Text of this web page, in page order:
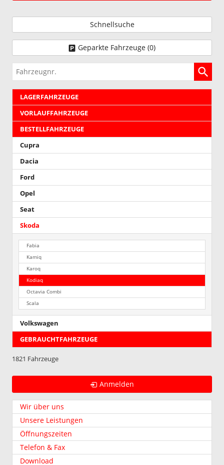
Schnellsuche
Geparkte Fahrzeuge (0)
Fahrzeugnr.
LAGERFAHRZEUGE
VORLAUFFAHRZEUGE
BESTELLFAHRZEUGE
Cupra
Dacia
Ford
Opel
Seat
Skoda
Fabia
Kamiq
Karoq
Kodiaq
Octavia Combi
Scala
Volkswagen
GEBRAUCHTFAHRZEUGE
1821 Fahrzeuge
Anmelden
Wir über uns
Unsere Leistungen
Öffnungszeiten
Telefon & Fax
Download